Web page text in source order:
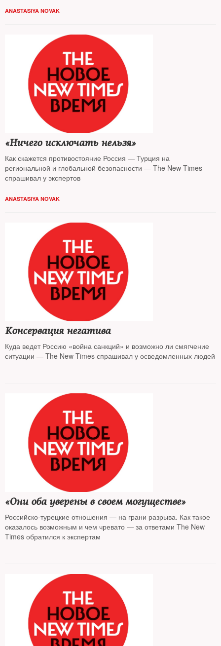
ANASTASIYA NOVAK
«Ничего исключать нельзя»
Как скажется противостояние Россия — Турция на
региональной и глобальной безопасности — The New Times
спрашивал у экспертов
ANASTASIYA NOVAK
Консервация негатива
Куда ведет Россию «война санкций» и возможно ли смягчение
ситуации — The New Times спрашивал у осведомленных людей
«Они оба уверены в своем могуществе»
Российско-турецкие отношения — на грани разрыва. Как такое
оказалось возможным и чем чревато — за ответами The New
Times обратился к экспертам